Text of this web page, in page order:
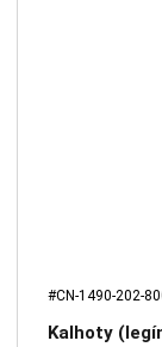
#CN-1490-202-
Kalhoty